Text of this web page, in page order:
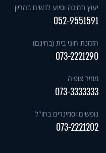
יעוץ תמיכה וסיוע לנשים בהריון
052-9551591
הזמנת חוגי בית (בחינם)
073-2221290
ממיר צופיה
073-3333333
נופשים וסמינרים בחו"ל
073-2221202